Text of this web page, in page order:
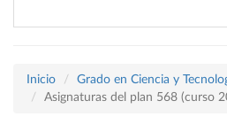
Inicio
Grado en Ciencia y
Asignaturas del plan 568 (curso